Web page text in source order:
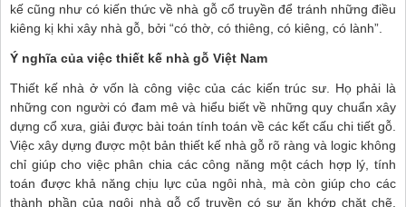
kế cũng như có kiến thức về nhà gỗ cổ truyền để tránh những điều
kiêng kị khi xây nhà gỗ, bởi “có thờ, có thiêng, có kiêng, có lành”.
Ý nghĩa của việc thiết kế nhà gỗ Việt Nam
Thiết kế nhà ở vốn là công việc của các kiến trúc sư. Họ phải là
những con người có đam mê và hiểu biết về những quy chuẩn xây
dựng cổ xưa, giải được bài toán tính toán về các kết cấu chi tiết gỗ.
Việc xây dựng được một bản thiết kế nhà gỗ rõ ràng và logic không
chỉ giúp cho việc phân chia các công năng một cách hợp lý, tính
toán được khả năng chịu lực của ngôi nhà, mà còn giúp cho các
thành phần của ngôi nhà gỗ cổ truyền có sự ăn khớp chặt chẽ,